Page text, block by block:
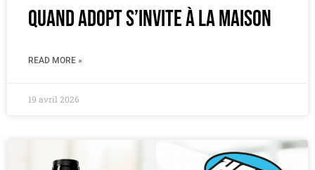
Quand Adopt s’invite à la maison
READ MORE »
19 avril 2026